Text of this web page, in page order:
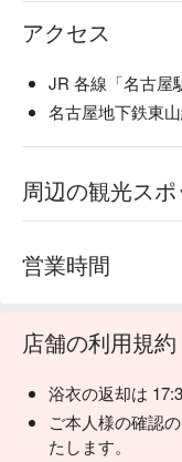
アクセス
JR 各線「名古屋
名古屋地下鉄東
周辺の観光スポ
営業時間
店舗の利用規約
浴衣の返却は
ご本人様の確認
たします。